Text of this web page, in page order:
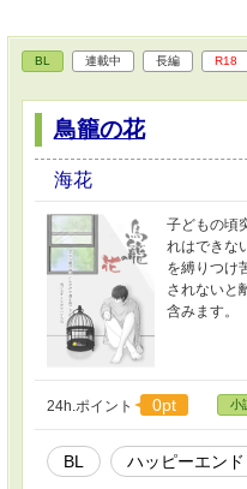
BL 連載中 長編 R18
鳥籠の花
海花
子どもの頃
れはできな
を縛りつけ
されないと
含みます。
24h.ポイント 0pt 小
BL ハッピーエンド